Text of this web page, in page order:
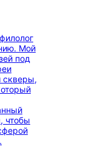
Мой
под
скверы,
чтобы